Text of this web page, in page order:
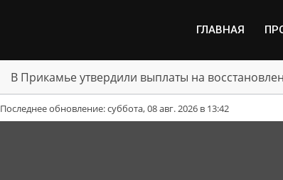
ГЛАВНАЯ
В Прикамье утвердили выплаты на
Последнее обновление: суббота, 08 авг. 2026 в 13:42